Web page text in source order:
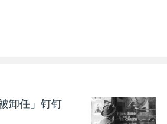
卸任」钉钉